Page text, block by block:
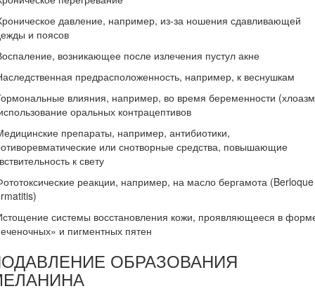
давление, например, из-за ношения сдавливающей
и поясов
возникающее после излечения пустул акне
предрасположенность, например, к веснушкам
влияния, например, во время беременности
оральных контрацептивов
препараты, например, антибиотики,
или снотворные средства, повышающие
к свету
реакции, например, на масло бергамота (Berloque
системы восстановления кожи, проявляющееся в
и пигментных пятен
ОБРАЗОВАНИЯ